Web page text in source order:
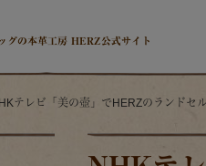
グの本革工房 HERZ公式サイト
テレビ「美の壺」でHERZのランドセ